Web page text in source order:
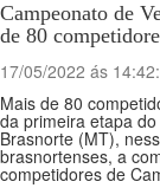
Campeonato de
de 80
17/05/2022 ás
Mais de 80
da primeira etapa
Brasnorte (MT),
brasnortenses, a
competidores de